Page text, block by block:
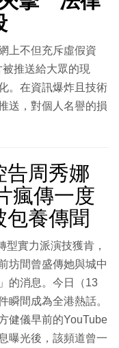
上不但充斥虛假資
推送給大眾的現
。在資訊爆炸且技術
送，對個人名譽的損
告周秀娜
瘋傳一度
包養傳聞
實力派演技獲肯，
坊間曾盛傳她與城中
的消息。今日（13
瞬間成為全港熱話。
健儀早前的YouTube
曝光後，該頻道曾一